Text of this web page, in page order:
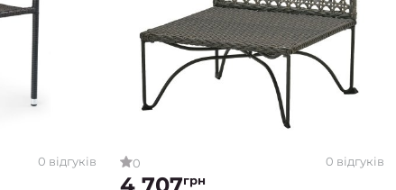
0 відгуків 0 0 відгуків
грн